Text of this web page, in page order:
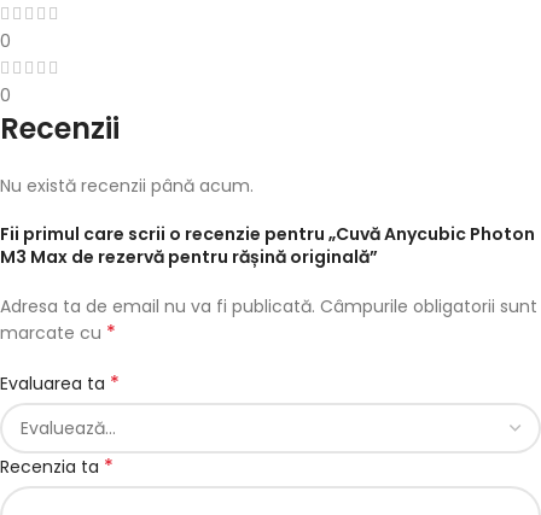
0
0
Recenzii
Nu există recenzii până acum.
Fii primul care scrii o recenzie pentru „Cuvă Anycubic Photon
M3 Max de rezervă pentru rășină originală”
Adresa ta de email nu va fi publicată. Câmpurile obligatorii sunt
marcate cu *
Evaluarea ta *
Recenzia ta *